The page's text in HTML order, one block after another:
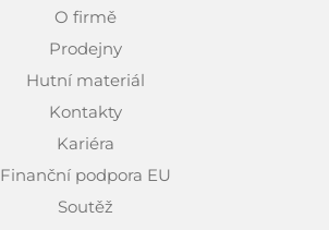
O firmě
Prodejny
Hutní materiál
Kontakty
Kariéra
Finanční podpora EU
Soutěž